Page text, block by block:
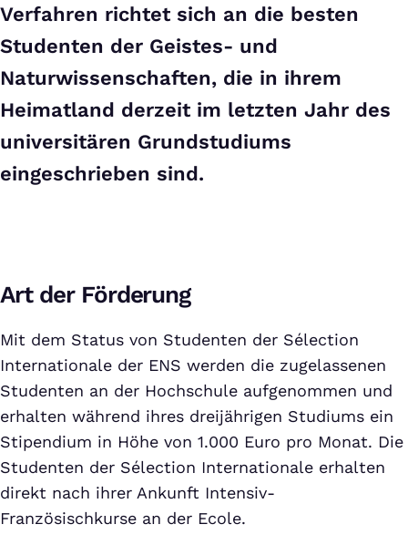
Verfahren richtet sich an die besten
Studenten der Geistes- und
Naturwissenschaften, die in ihrem
Heimatland derzeit im letzten Jahr des
universitären Grundstudiums
eingeschrieben sind.
Art der Förderung
Mit dem Status von Studenten der Sélection
Internationale der ENS werden die zugelassenen
Studenten an der Hochschule aufgenommen und
erhalten während ihres dreijährigen Studiums ein
Stipendium in Höhe von 1.000 Euro pro Monat. Die
Studenten der Sélection Internationale erhalten
direkt nach ihrer Ankunft Intensiv-
Französischkurse an der Ecole.